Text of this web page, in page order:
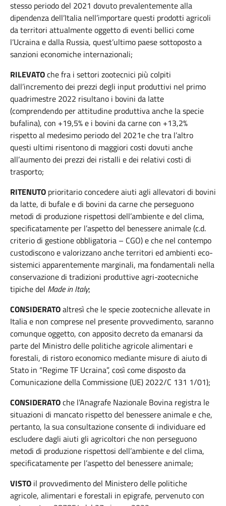
stesso periodo del 2021 dovuto prevalentemente alla
dipendenza dell’Italia nell’importare questi prodotti agricoli
da territori attualmente oggetto di eventi bellici come
l’Ucraina e dalla Russia, quest’ultimo paese sottoposto a
sanzioni economiche internazionali;
RILEVATOche fra i settori zootecnici più colpiti
dall’incremento dei prezzi degli input produttivi nel primo
quadrimestre 2022 risultano i bovini da latte
(comprendendo per attitudine produttiva anche la specie
bufalina), con +19,5% e i bovini da carne con +13,2%
rispetto al medesimo periodo del 2021e che tra l’altro
questi ultimi risentono di maggiori costi dovuti anche
all’aumento dei prezzi dei ristalli e dei relativi costi di
trasporto;
RITENUTO prioritario concedere aiuti agli allevatori di bovini
da latte, di bufale e di bovini da carne che perseguono
metodi di produzione rispettosi dell’ambiente e del clima,
specificatamente per l’aspetto del benessere animale (c.d.
criterio di gestione obbligatoria – CGO) e che nel contempo
custodiscono e valorizzano anche territori ed ambienti eco-
sistemici apparentemente marginali, ma fondamentali nella
conservazione di tradizioni produttive agri-zootecniche
tipiche del Made in Italy;
CONSIDERATOaltresì che le specie zootecniche allevate in
Italia e non comprese nel presente provvedimento, saranno
comunque oggetto, con apposito decreto da emanarsi da
parte del Ministro delle politiche agricole alimentari e
forestali, di ristoro economico mediante misure di aiuto di
Stato in “Regime TF Ucraina”, così come disposto da
Comunicazione della Commissione (UE) 2022/C 131 1/01);
CONSIDERATOche l’Anagrafe Nazionale Bovina registra le
situazioni di mancato rispetto del benessere animale e che,
pertanto, la sua consultazione consente di individuare ed
escludere dagli aiuti gli agricoltori che non perseguono
metodi di produzione rispettosi dell’ambiente e del clima,
specificatamente per l’aspetto del benessere animale;
VISTO il provvedimento del Ministero delle politiche
agricole, alimentari e forestali in epigrafe, pervenuto con